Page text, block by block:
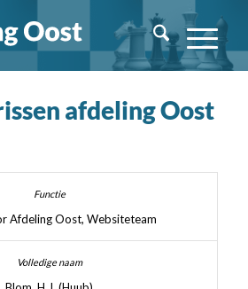
afdeling Oost
Afdeling Oost, Websiteteam